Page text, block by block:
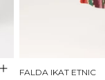
FALDA IKAT ETNIC